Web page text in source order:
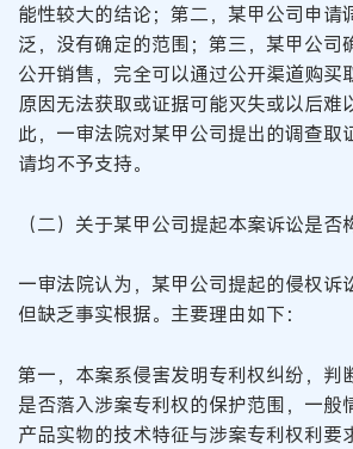
能性较大的结论；第二，某甲公司申请
泛，没有确定的范围；第三，某甲公司
公开销售，完全可以通过公开渠道购买
原因无法获取或证据可能灭失或以后难
此，一审法院对某甲公司提出的调查取
请均不予支持。
（二）关于某甲公司提起本案诉讼是否
一审法院认为，某甲公司提起的侵权诉
但缺乏事实根据。主要理由如下：
第一，本案系侵害发明专利权纠纷，判
是否落入涉案专利权的保护范围，一般
产品实物的技术特征与涉案专利权利要